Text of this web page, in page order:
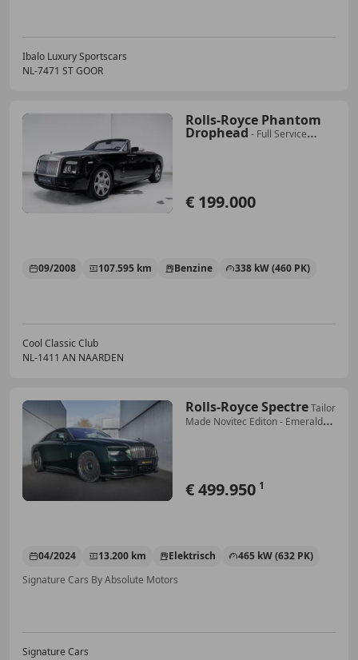
Ibalo Luxury Sportscars
NL-7471 ST GOOR
Rolls-Royce Phantom
Drophead - Full Service
€ 199.000
09/2008 107.595 km Benzine 338 kW (460 PK)
Cool Classic Club
NL-1411 AN NAARDEN
Rolls-Royce SpectreTailor
Made Novitec Editon - Emerald
€ 499.950 1
04/2024 13.200 km Elektrisch
465 kW (632 PK)
Signature Cars By Absolute Motors
Signature Cars